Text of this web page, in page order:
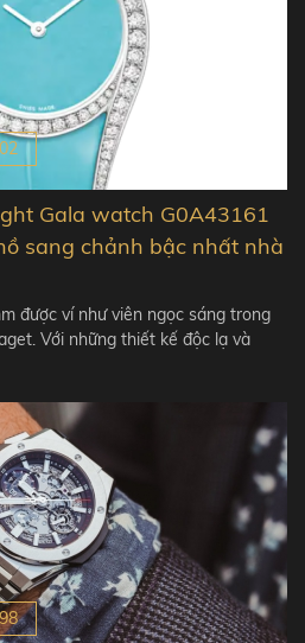
Gala watch G0A43161
sang chảnh bậc nhất nhà
được ví như viên ngọc sáng trong
Với những thiết kế độc lạ và